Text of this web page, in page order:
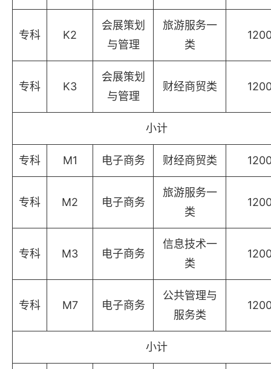
专科 K2
会展策划
与管理
旅游服务一
类
专科 K3
会展策划
与管理
财经商贸类
小计
专科 M1 电子商务 财经商贸类
专科 M2 电子商务
旅游服务一
类
专科 M3 电子商务
信息技术一
类
专科 M7 电子商务
公共管理与
服务类
小计